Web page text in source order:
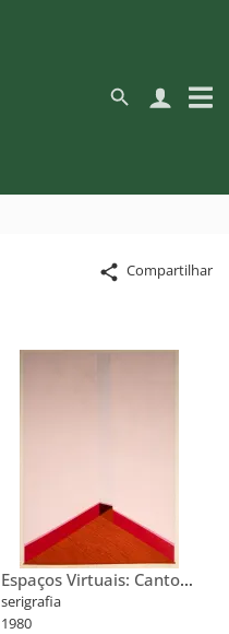
Compartilhar
Espaços Virtuais: Cantos
1977
serigrafia
1980